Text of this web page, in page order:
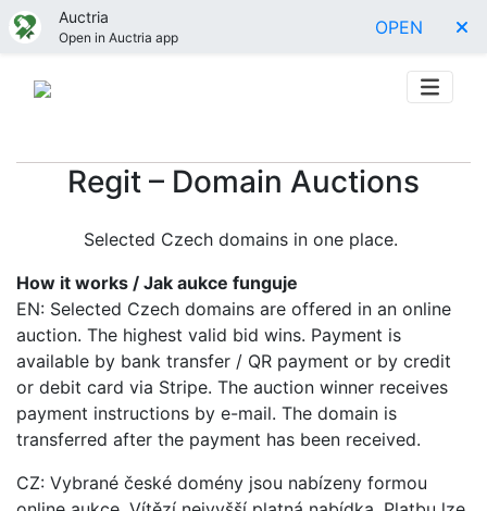
Auctria
Open in Auctria app OPEN
Regit – Domain Auctions
Selected Czech domains in one place.
How it works / Jak aukce funguje
EN: Selected Czech domains are offered in an online
auction. The highest valid bid wins. Payment is
available by bank transfer / QR payment or by credit
or debit card via Stripe. The auction winner receives
payment instructions by e-mail. The domain is
transferred after the payment has been received.
CZ: Vybrané české domény jsou nabízeny formou